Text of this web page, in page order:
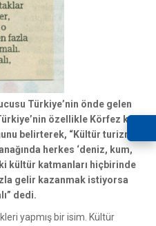
Türkiye’nin önde gelen
özellikle Körfez krizi
belirterek, “Kültür turizmi
herkes ‘deniz, kum,
kültür katmanları hiçbirinde
gelir kazanmak istiyorsa
dedi.
yapmış bir isim. Kültür